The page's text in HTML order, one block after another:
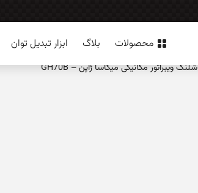
محصولات بلاگ ابزار تبدیل توان
شلنگ ویبراتور مکانیکی میکاسا ژاپن – GH70B